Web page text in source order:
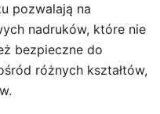
pozwalają na
nadruków, które nie
bezpieczne do
różnych kształtów,